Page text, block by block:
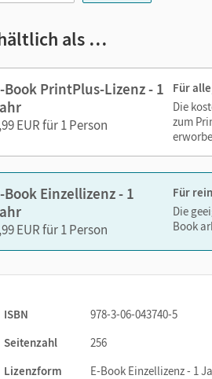
E-Book enthält:
Erklärfilme
Tipps zu Aufgaben
als …
Book PrintPlus-Lizenz - 1
EUR für 1 Person
Für
Die
zum
Book Einzellizenz - 1
EUR für 1 Person
Für
Die
Book
ISBN
978-3-06-043740-5
Seitenzahl
256
Lizenzform
E-Book Einzellizenz - 1